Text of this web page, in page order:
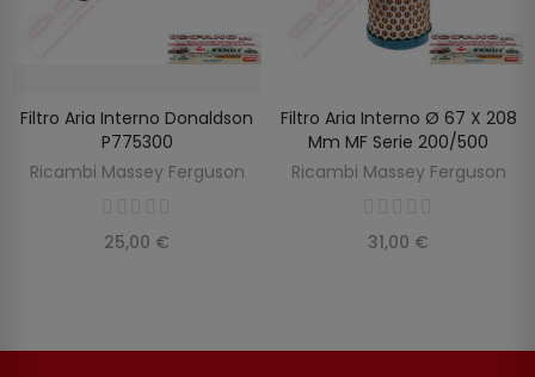
AGGIUNGI AL CARRELLO
Filtro Aria Interno Donaldson
P775300
Ricambi Massey Ferguson
25,00 €
SCOPRIRE
Filtro Aria Interno Ø 67 X 208
Mm MF Serie 200/500
Ricambi Massey Ferguson
31,00 €